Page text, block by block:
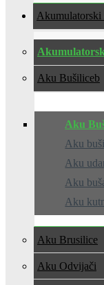
Akumulatorski
Aku Bušilice
Aku
Aku
Aku
Aku
Aku
Aku Brusilice
Aku Odvijači